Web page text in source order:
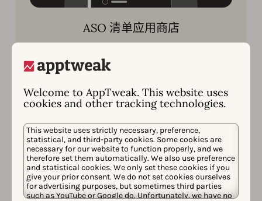
Welcome to AppTweak. This website uses
cookies and other tracking technologies.
This website uses strictly necessary, preference,
statistical, and third-party cookies. Some cookies are
necessary for our website to function properly, and we
therefore set them automatically. We also use preference
and statistical cookies. We only set these cookies if you
give your prior consent. We do not set cookies ourselves
for advertising purposes, but sometimes third parties
such as YouTube or Google do. Unfortunately, we have no
ASO 清单应用商店
用产品页面的每个元素，以提高您的应用在应用
商店中的可见度和下载量。